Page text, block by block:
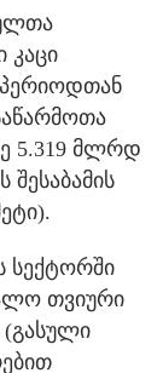
კაცი
პერიოდთან
5.319 მლრდ
სექტორში
თვიური